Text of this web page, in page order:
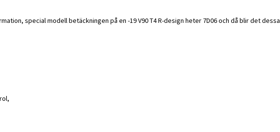
special modell betäckningen på en -19 V90 T4 R-design heter 7D06 och då blir det dessa